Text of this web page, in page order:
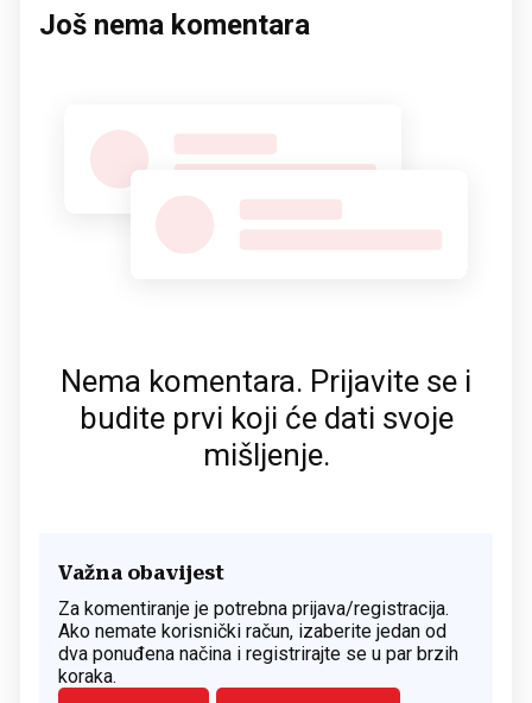
Još nema komentara
Nema komentara. Prijavite se i
budite prvi koji će dati svoje
mišljenje.
Važna obavijest
Za komentiranje je potrebna prijava/registracija.
Ako nemate korisnički račun, izaberite jedan od
dva ponuđena načina i registrirajte se u par brzih
koraka.